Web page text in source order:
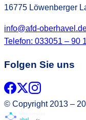
16775 Löwenberger
info@afd-
Telefon: 033051 – 90
Folgen Sie uns
© Copyright 2013 –